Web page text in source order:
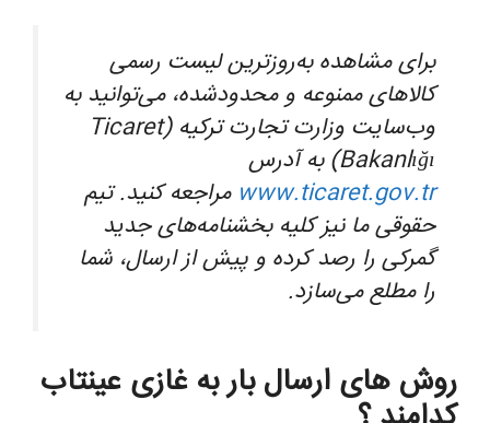
برای مشاهده به‌روزترین لیست رسمی
کالاهای ممنوعه و محدودشده، می‌توانید به
وب‌سایت وزارت تجارت ترکیه (Ticaret
Bakanlığı) به آدرس
www.ticaret.gov.tr مراجعه کنید. تیم
حقوقی ما نیز کلیه بخشنامه‌های جدید
گمرکی را رصد کرده و پیش از ارسال، شما
را مطلع می‌سازد.
روش های ارسال بار به غازی عینتاب